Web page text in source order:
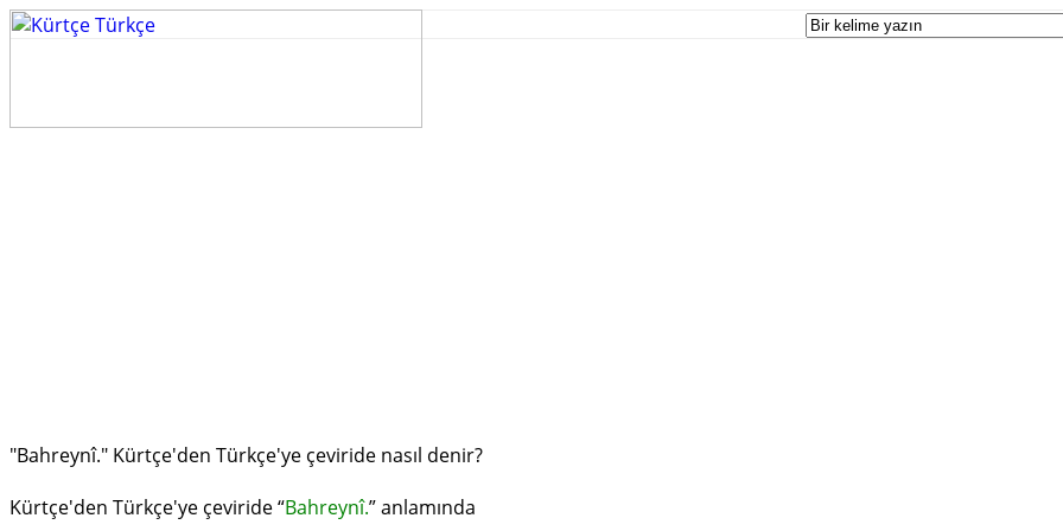
"Bahreynî." Kürtçe'den Türkçe'ye çeviride nasıl denir?
Kürtçe'den Türkçe'ye çeviride “Bahreynî.” anlamında